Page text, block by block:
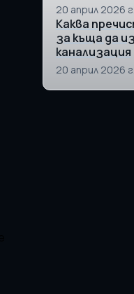
20 април 2026 г.
Каква
за къща да
канализация
20 април 2026 г.